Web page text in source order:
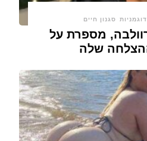
דוגמניות סגנון חיים
מספרת על
שלה